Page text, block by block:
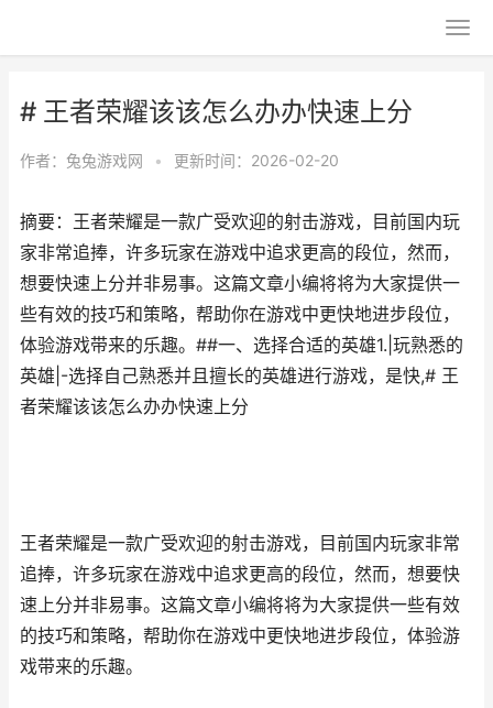
# 王者荣耀该该怎么办办快速上分
作者： 兔兔游戏网 • 更新时间：2026-02-20
摘要：王者荣耀是一款广受欢迎的射击游戏，目前国内玩
家非常追捧，许多玩家在游戏中追求更高的段位，然而，
想要快速上分并非易事。这篇文章小编将将为大家提供一
些有效的技巧和策略，帮助你在游戏中更快地进步段位，
体验游戏带来的乐趣。##一、选择合适的英雄1.|玩熟悉的
英雄|-选择自己熟悉并且擅长的英雄进行游戏，是快,# 王
者荣耀该该怎么办办快速上分
王者荣耀是一款广受欢迎的射击游戏，目前国内玩家非常
追捧，许多玩家在游戏中追求更高的段位，然而，想要快
速上分并非易事。这篇文章小编将将为大家提供一些有效
的技巧和策略，帮助你在游戏中更快地进步段位，体验游
戏带来的乐趣。